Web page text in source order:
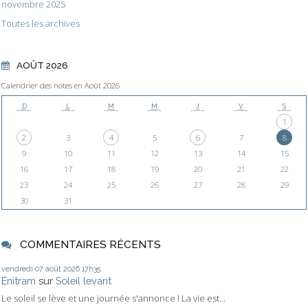
novembre 2025
Toutes les archives
AOÛT 2026
Calendrier des notes en Août 2026
D L M M J V S
1
2
3 4 5 6 7
8
9
10 11 12 13 14
15
16
17 18 19 20 21
22
23
24 25 26 27 28
29
30
31
COMMENTAIRES RÉCENTS
vendredi 07 août 2026 17h35
Enitram sur Soleil levant
Le soleil se lève et une journée s'annonce ! La vie est...